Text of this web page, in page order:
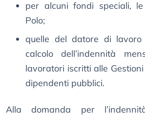
per alcuni fondi speciali,
Polo;
quelle del datore di
calcolo dell’indennità
lavoratori iscritti alle
dipendenti pubblici.
Alla domanda per